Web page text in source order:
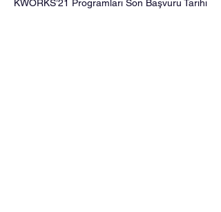
KWORKS’21 Programları Son Başvuru Tarihi